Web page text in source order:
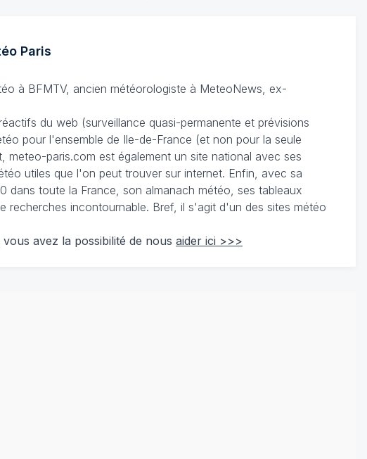
Paris
à BFMTV, ancien météorologiste à MeteoNews, ex-
du web (surveillance quasi-permanente et prévisions
pour l'ensemble de Ile-de-France (et non pour la seule
meteo-paris.com est également un site national avec ses
utiles que l'on peut trouver sur internet. Enfin, avec sa
dans toute la France, son almanach météo, ses tableaux
recherches incontournable. Bref, il s'agit d'un des sites météo
avez la possibilité de nous aider ici >>>